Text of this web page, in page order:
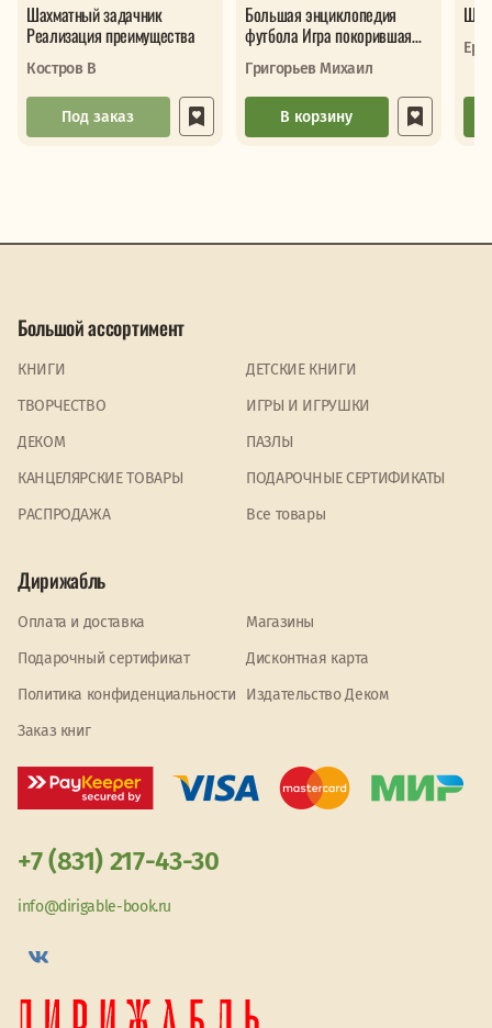
Шахматный задачник
Реализация преимущества
Костров В
Под заказ
Большая энциклопедия
футбола Игра покорившая
мир От первых матчей до
великих поб
Григорьев Михаил
В корзину
Большой ассортимент
КНИГИ
ДЕТСКИЕ КНИГИ
ТВОРЧЕСТВО
ИГРЫ И ИГРУШКИ
ДЕКОМ
ПАЗЛЫ
КАНЦЕЛЯРСКИЕ ТОВАРЫ
ПОДАРОЧНЫЕ СЕРТИФИКАТЫ
PАСПРОДАЖА
Все товары
Дирижабль
Оплата и доставка
Магазины
Подарочный сертификат
Дисконтная карта
Политика конфиденциальности
Издательство Деком
Заказ книг
+7 (831) 217-43-30
info@dirigable-book.ru